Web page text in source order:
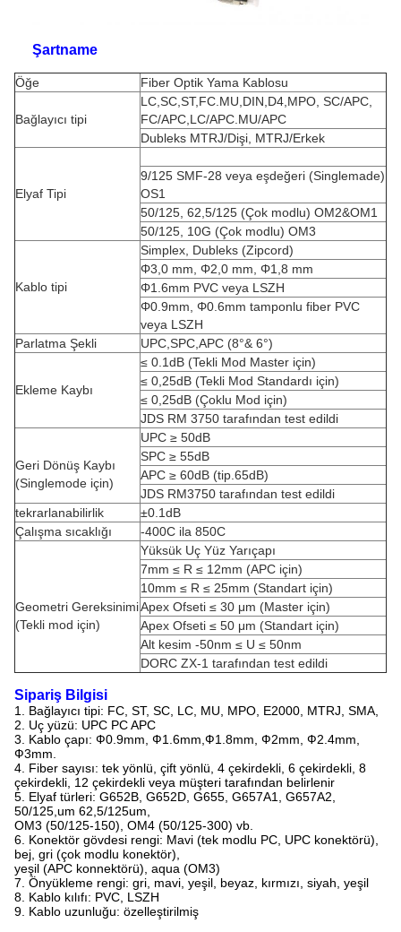
Şartname
Öğe Fiber Optik Yama Kablosu
Bağlayıcı tipi
LC,SC,ST,FC.MU,DIN,D4,MPO, SC/APC,
FC/APC,LC/APC.MU/APC
Dubleks MTRJ/Dişi, MTRJ/Erkek
Elyaf Tipi
9/125 SMF-28 veya eşdeğeri (Singlemade)
OS1
50/125, 62,5/125 (Çok modlu) OM2&OM1
50/125, 10G (Çok modlu) OM3
Kablo tipi
Simplex, Dubleks (Zipcord)
Φ3,0 mm, Φ2,0 mm, Φ1,8 mm
Φ1.6mm PVC veya LSZH
Φ0.9mm, Φ0.6mm tamponlu fiber PVC
veya LSZH
Parlatma Şekli
UPC,SPC,APC (8°& 6°)
Ekleme Kaybı
≤ 0.1dB (Tekli Mod Master için)
≤ 0,25dB (Tekli Mod Standardı için)
≤ 0,25dB (Çoklu Mod için)
JDS RM 3750 tarafından test edildi
Geri Dönüş Kaybı
(Singlemode için)
UPC ≥ 50dB
SPC ≥ 55dB
APC ≥ 60dB (tip.65dB)
JDS RM3750 tarafından test edildi
tekrarlanabilirlik
±0.1dB
Çalışma sıcaklığı
-400C ila 850C
Geometri Gereksinimi
(Tekli mod için)
Yüksük Uç Yüz Yarıçapı
7mm ≤ R ≤ 12mm (APC için)
10mm ≤ R ≤ 25mm (Standart için)
Apex Ofseti ≤ 30 μm (Master için)
Apex Ofseti ≤ 50 μm (Standart için)
Alt kesim -50nm ≤ U ≤ 50nm
DORC ZX-1 tarafından test edildi
Sipariş Bilgisi
1. Bağlayıcı tipi: FC, ST, SC, LC, MU, MPO, E2000, MTRJ, SMA,
2. Uç yüzü: UPC PC APC
3. Kablo çapı: Ф0.9mm, Ф1.6mm,Ф1.8mm, Ф2mm, Ф2.4mm,
Ф3mm.
4. Fiber sayısı: tek yönlü, çift yönlü, 4 çekirdekli, 6 çekirdekli, 8
çekirdekli, 12 çekirdekli veya müşteri tarafından belirlenir
5. Elyaf türleri: G652B, G652D, G655, G657A1, G657A2,
50/125,um 62,5/125um,
OM3 (50/125-150), OM4 (50/125-300) vb.
6. Konektör gövdesi rengi: Mavi (tek modlu PC, UPC konektörü),
bej, gri (çok modlu konektör),
yeşil (APC konnektörü), aqua (OM3)
7. Önyükleme rengi: gri, mavi, yeşil, beyaz, kırmızı, siyah, yeşil
8. Kablo kılıfı: PVC, LSZH
9. Kablo uzunluğu: özelleştirilmiş